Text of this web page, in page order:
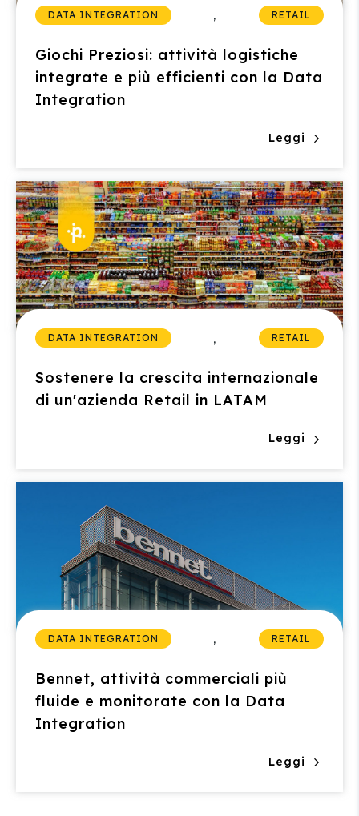
DATA INTEGRATION , RETAIL
Giochi Preziosi: attività logistiche
integrate e più efficienti con la Data
Integration
Leggi
DATA INTEGRATION , RETAIL
Sostenere la crescita internazionale
di un'azienda Retail in LATAM
Leggi
DATA INTEGRATION , RETAIL
Bennet, attività commerciali più
fluide e monitorate con la Data
Integration
Leggi